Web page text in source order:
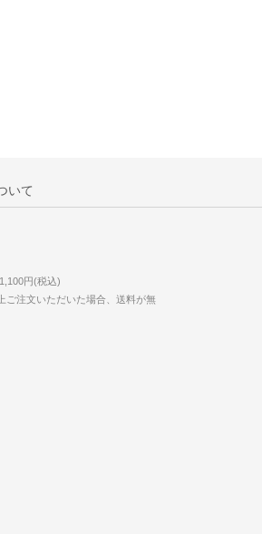
いて
円(税込)
ご注文いただいた場合、送料が無